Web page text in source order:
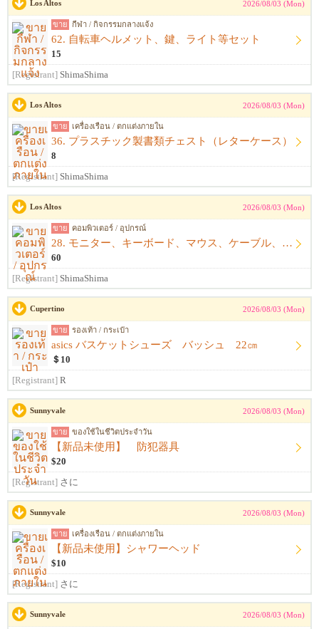
Los Altos 2026/08/03 (Mon)
ขาย กีฬา / กิจกรรมกลางแจ้ง
62. 自転車ヘルメット、鍵、ライト等セット
15
[Registrant] ShimaShima
Los Altos 2026/08/03 (Mon)
ขาย เครื่องเรือน / ตกแต่งภายใน
36. プラスチック製書類チェスト（レターケース）
8
[Registrant] ShimaShima
Los Altos 2026/08/03 (Mon)
ขาย คอมพิวเตอร์ / อุปกรณ์
28. モニター、キーボード、マウス、ケーブル、アームレスト一式
60
[Registrant] ShimaShima
Cupertino 2026/08/03 (Mon)
ขาย รองเท้า / กระเป๋า
asics バスケットシューズ バッシュ 22㎝
＄10
[Registrant] R
Sunnyvale 2026/08/03 (Mon)
ขาย ของใช้ในชีวิตประจำวัน
【新品未使用】 防犯器具
$20
[Registrant] さに
Sunnyvale 2026/08/03 (Mon)
ขาย เครื่องเรือน / ตกแต่งภายใน
【新品未使用】シャワーヘッド
$10
[Registrant] さに
Sunnyvale 2026/08/03 (Mon)